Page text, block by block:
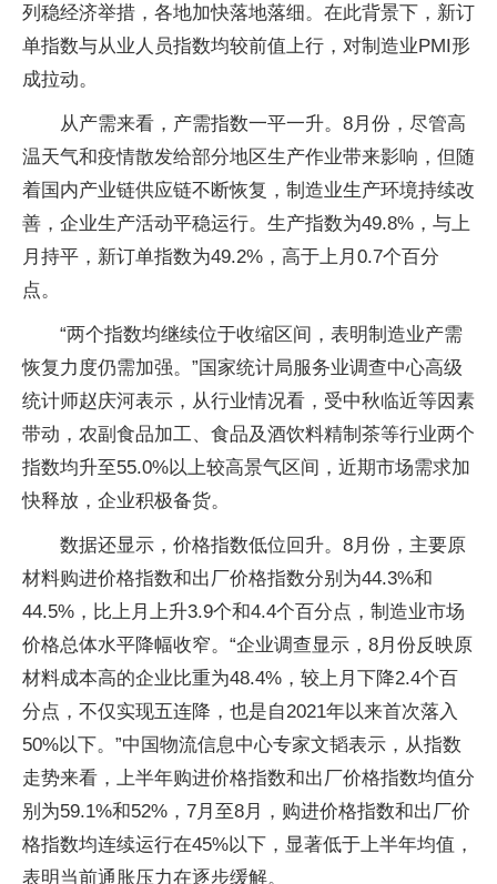
列稳经济举措，各地加快落地落细。在此背景下，新订
单指数与从业人员指数均较前值上行，对制造业PMI形
成拉动。
从产需来看，产需指数一平一升。8月份，尽管高
温天气和疫情散发给部分地区生产作业带来影响，但随
着国内产业链供应链不断恢复，制造业生产环境持续改
善，企业生产活动平稳运行。生产指数为49.8%，与上
月持平，新订单指数为49.2%，高于上月0.7个百分
点。
“两个指数均继续位于收缩区间，表明制造业产需
恢复力度仍需加强。”国家统计局服务业调查中心高级
统计师赵庆河表示，从行业情况看，受中秋临近等因素
带动，农副食品加工、食品及酒饮料精制茶等行业两个
指数均升至55.0%以上较高景气区间，近期市场需求加
快释放，企业积极备货。
数据还显示，价格指数低位回升。8月份，主要原
材料购进价格指数和出厂价格指数分别为44.3%和
44.5%，比上月上升3.9个和4.4个百分点，制造业市场
价格总体水平降幅收窄。“企业调查显示，8月份反映原
材料成本高的企业比重为48.4%，较上月下降2.4个百
分点，不仅实现五连降，也是自2021年以来首次落入
50%以下。”中国物流信息中心专家文韬表示，从指数
走势来看，上半年购进价格指数和出厂价格指数均值分
别为59.1%和52%，7月至8月，购进价格指数和出厂价
格指数均连续运行在45%以下，显著低于上半年均值，
表明当前通胀压力在逐步缓解。